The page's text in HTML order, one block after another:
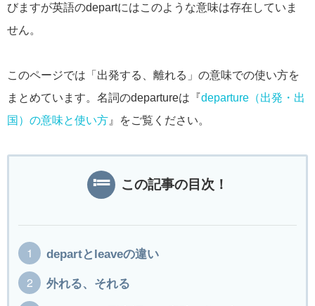
びますが英語のdepartにはこのような意味は存在していま
せん。
このページでは「出発する、離れる」の意味での使い方を
まとめています。名詞のdepartureは『departure（出発・出
国）の意味と使い方 』をご覧ください。
この記事の目次！
departとleaveの違い
外れる、それる